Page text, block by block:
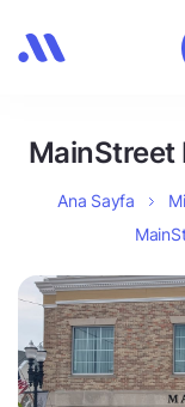
MainStreet
Ana Sayfa